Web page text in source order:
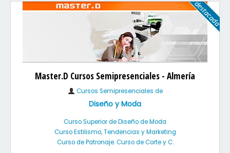
Master.D Cursos Semipresenciales - Almería
Cursos Semipresenciales de
Diseño y Moda
Curso Superior de Diseño de Moda
Curso Estilismo, Tendencias y Marketing
Curso de Patronaje. Curso de Corte y C.